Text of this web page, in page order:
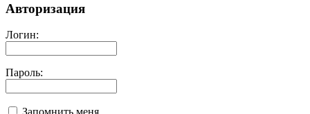
Авторизация
Логин:
Пароль: